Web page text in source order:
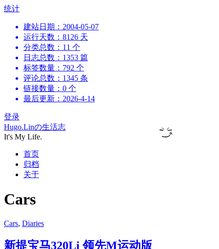
跳
统计
建站日期：2004-05-07
运行天数：8126 天
分类总数：11 个
日志总数：1353 篇
标签数量：792 个
评论总数：1345 条
链接数量：0 个
最后更新：2026-4-14
登录
Hugo.Linの生活志
It's My Life.
首页
归档
关于
Cars
Cars, Diaries
新提宝马320Li 领先M运动版